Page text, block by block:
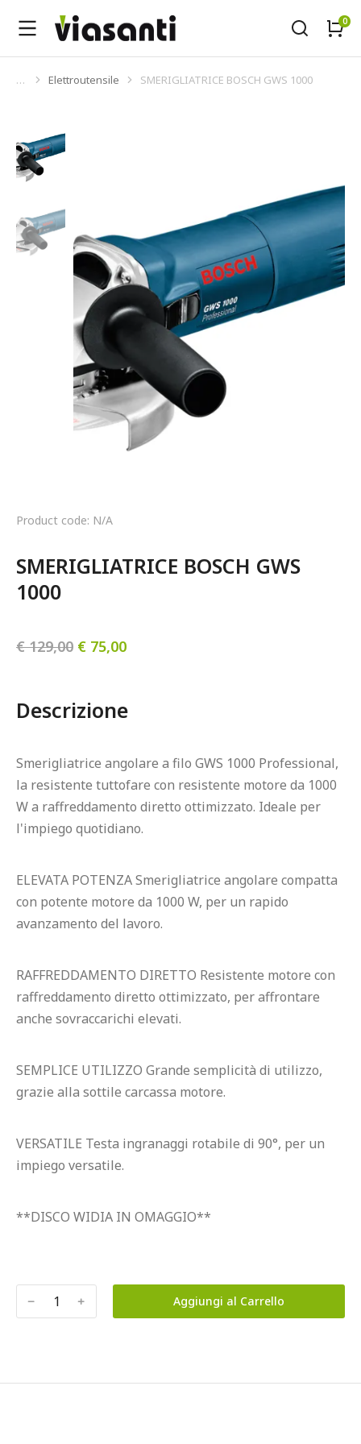
Tu sei qui:Elettroutensile SMERIGLIATRICE BOSCH GWS 1000
Product code: N/A
SMERIGLIATRICE BOSCH GWS
1000
€129,00 € 75,00
Descrizione
Smerigliatrice angolare a filo GWS 1000 Professional,
la resistente tuttofare con resistente motore da 1000
W a raffreddamento diretto ottimizzato. Ideale per
l'impiego quotidiano.
ELEVATA POTENZA Smerigliatrice angolare compatta
con potente motore da 1000 W, per un rapido
avanzamento del lavoro.
RAFFREDDAMENTO DIRETTO Resistente motore con
raffreddamento diretto ottimizzato, per affrontare
anche sovraccarichi elevati.
SEMPLICE UTILIZZO Grande semplicità di utilizzo,
grazie alla sottile carcassa motore.
VERSATILE Testa ingranaggi rotabile di 90°, per un
impiego versatile.
**DISCO WIDIA IN OMAGGIO**
﹣ ﹢ Aggiungi al Carrello